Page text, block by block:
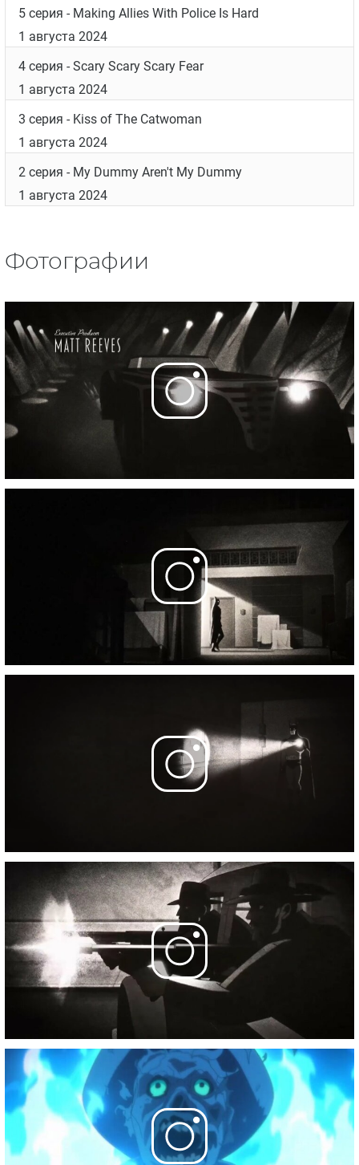
5 серия - Making Allies With Police Is Hard
1 августа 2024
4 серия - Scary Scary Scary Fear
1 августа 2024
3 серия - Kiss of The Catwoman
1 августа 2024
2 серия - My Dummy Aren't My Dummy
1 августа 2024
Фотографии